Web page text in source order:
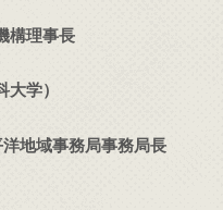
構理事長
学）
地域事務局事務局長